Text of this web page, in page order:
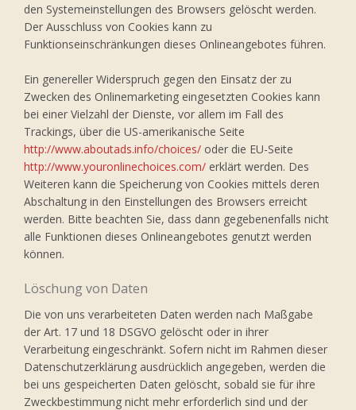
den Systemeinstellungen des Browsers gelöscht werden.
Der Ausschluss von Cookies kann zu
Funktionseinschränkungen dieses Onlineangebotes führen.
Ein genereller Widerspruch gegen den Einsatz der zu
Zwecken des Onlinemarketing eingesetzten Cookies kann
bei einer Vielzahl der Dienste, vor allem im Fall des
Trackings, über die US-amerikanische Seite
http://www.aboutads.info/choices/ oder die EU-Seite
http://www.youronlinechoices.com/ erklärt werden. Des
Weiteren kann die Speicherung von Cookies mittels deren
Abschaltung in den Einstellungen des Browsers erreicht
werden. Bitte beachten Sie, dass dann gegebenenfalls nicht
alle Funktionen dieses Onlineangebotes genutzt werden
können.
Löschung von Daten
Die von uns verarbeiteten Daten werden nach Maßgabe
der Art. 17 und 18 DSGVO gelöscht oder in ihrer
Verarbeitung eingeschränkt. Sofern nicht im Rahmen dieser
Datenschutzerklärung ausdrücklich angegeben, werden die
bei uns gespeicherten Daten gelöscht, sobald sie für ihre
Zweckbestimmung nicht mehr erforderlich sind und der